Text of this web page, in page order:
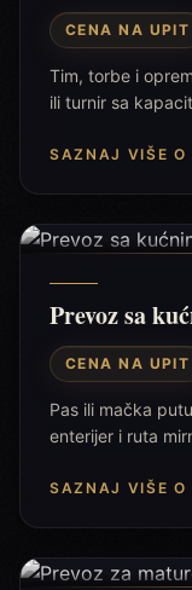
CENA NA UPIT
Tim, torbe i
ili turnir sa
SAZNAJ VIŠE O
Prevoz sa
CENA NA UPIT
Pas ili mačka
enterijer i ruta
SAZNAJ VIŠE O